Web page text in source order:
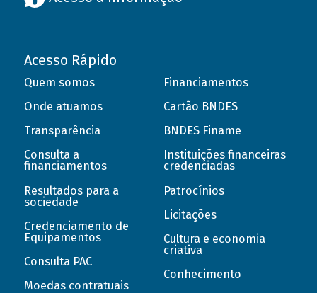
Acesso Rápido
Quem somos
Onde atuamos
Transparência
Consulta a
financiamentos
Resultados para a
sociedade
Credenciamento de
Equipamentos
Consulta PAC
Moedas contratuais
Financiamentos
Cartão BNDES
BNDES Finame
Instituições financeiras
credenciadas
Patrocínios
Licitações
Cultura e economia
criativa
Conhecimento